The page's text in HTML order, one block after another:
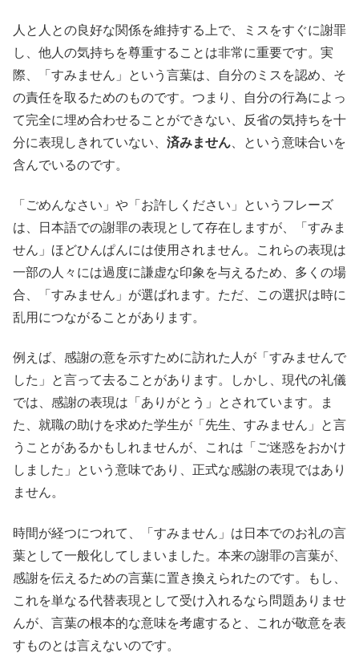
人と人との良好な関係を維持する上で、ミスをすぐに謝罪
し、他人の気持ちを尊重することは非常に重要です。実
際、「すみません」という言葉は、自分のミスを認め、そ
の責任を取るためのものです。つまり、自分の行為によっ
て完全に埋め合わせることができない、反省の気持ちを十
分に表現しきれていない、 済みません 、という意味合いを
含んでいるのです。
「ごめんなさい」や「お許しください」というフレーズ
は、日本語での謝罪の表現として存在しますが、「すみま
せん」ほどひんぱんには使用されません。これらの表現は
一部の人々には過度に謙虚な印象を与えるため、多くの場
合、「すみません」が選ばれます。ただ、この選択は時に
乱用につながることがあります。
例えば、感謝の意を示すために訪れた人が「すみませんで
した」と言って去ることがあります。しかし、現代の礼儀
では、感謝の表現は「ありがとう」とされています。ま
た、就職の助けを求めた学生が「先生、すみません」と言
うことがあるかもしれませんが、これは「ご迷惑をおかけ
しました」という意味であり、正式な感謝の表現ではあり
ません。
時間が経つにつれて、「すみません」は日本でのお礼の言
葉として一般化してしまいました。本来の謝罪の言葉が、
感謝を伝えるための言葉に置き換えられたのです。もし、
これを単なる代替表現として受け入れるなら問題ありませ
んが、言葉の根本的な意味を考慮すると、これが敬意を表
すものとは言えないのです。